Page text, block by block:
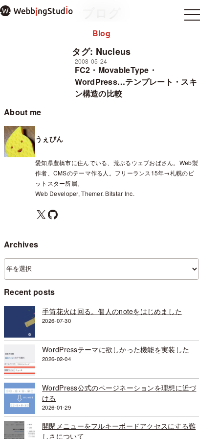
本
文
Menu
Blog
タグ: Nucleus
2008-05-24
FC2・MovableType・
WordPress…テンプレート・スキ
ン構造の比較
About me
うぇびん
愛知県豊橋市に住んでいる、荒ぶるウェブおばさん。Web製
作者、CMSのテーマ作る人。フリーランス15年→札幌のビ
ットスター所属。
Web Developer, Themer. Bitstar Inc.
X GitHub
Archives
ア
ー
イ
ブ
Recent posts
手筒花火は回る。個人のnoteをはじめました
2026-07-30
WordPressテーマに欲しかった機能を実装した
2026-02-04
WordPress公式のページネーションを理想に近づ
ける
2026-01-29
開閉メニューをフルキーボードアクセスにする難
しさについて
Menu
私について
プライバシーポリシー
✕ メニューを閉じる